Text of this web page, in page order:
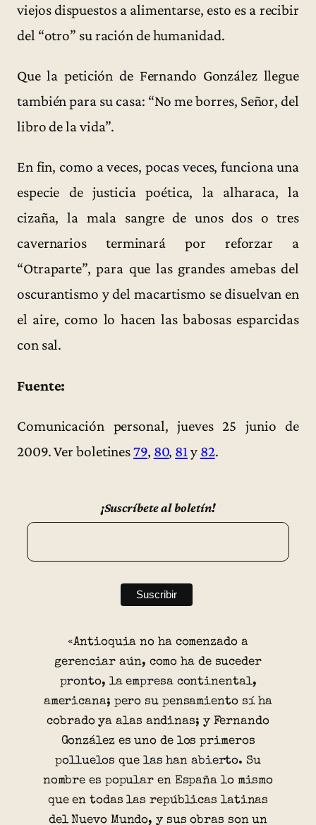
viejos dispuestos a alimentarse, esto es a recibir
del “otro” su ración de humanidad.
Que la petición de Fernando González llegue
también para su casa: “No me borres, Señor, del
libro de la vida”.
En fin, como a veces, pocas veces, funciona una
especie de justicia poética, la alharaca, la
cizaña, la mala sangre de unos dos o tres
cavernarios terminará por reforzar a
“Otraparte”, para que las grandes amebas del
oscurantismo y del macartismo se disuelvan en
el aire, como lo hacen las babosas esparcidas
con sal.
Fuente:
Comunicación personal, jueves 25 junio de
2009. Ver boletines79, 80, 81y 82.
¡Suscríbete al boletín!
«Antioquia no ha comenzado a
gerenciar aún, como ha de suceder
pronto, la empresa continental,
americana; pero su pensamiento sí ha
cobrado ya alas andinas; y Fernando
González es uno de los primeros
polluelos que las han abierto. Su
nombre es popular en España lo mismo
que en todas las repúblicas latinas
del Nuevo Mundo, y sus obras son un